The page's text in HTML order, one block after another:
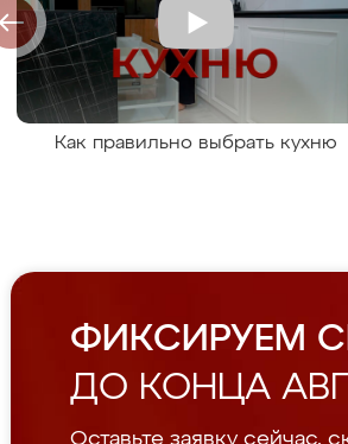
Как правильно выбрать кухню
ФИКСИРУЕМ
ДО КОНЦА
Оставьте заявку сейчас,